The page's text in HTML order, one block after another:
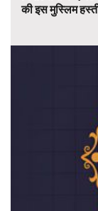
की इस मुस्लिम